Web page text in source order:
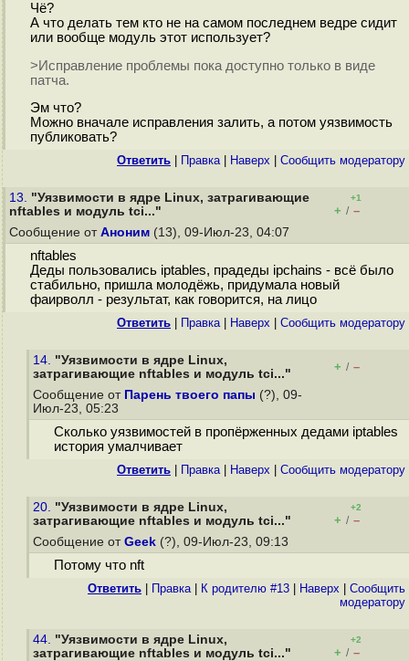
Чё?
А что делать тем кто не на самом последнем ведре сидит
или вообще модуль этот использует?
>Исправление проблемы пока доступно только в виде
патча.
Эм что?
Можно вначале исправления залить, а потом уязвимость
публиковать?
Ответить Правка| Наверх Cообщить модератору
13. "Уязвимости в ядре Linux, затрагивающие
nftables и модуль tci..."
+1
+ / –
Сообщение от Аноним (13), 09-Июл-23, 04:07
nftables
Деды пользовались iptables, прадеды ipchains - всё было
стабильно, пришла молодёжь, придумала новый
фаирволл - результат, как говорится, на лицо
Ответить Правка| Наверх Cообщить модератору
14. "Уязвимости в ядре Linux,
затрагивающие nftables и модуль tci..."
+ / –
Сообщение от Парень твоего папы (?), 09-
Июл-23, 05:23
Сколько уязвимостей в пропёрженных дедами iptables
история умалчивает
Ответить Правка| Наверх Cообщить модератору
20. "Уязвимости в ядре Linux,
затрагивающие nftables и модуль tci..."
+2
+ / –
Сообщение от Geek (?), 09-Июл-23, 09:13
Потому что nft
Ответить Правка| К родителю #13 Наверх
Cообщить
модератору
44. "Уязвимости в ядре Linux,
затрагивающие nftables и модуль tci..."
+2
+ / –